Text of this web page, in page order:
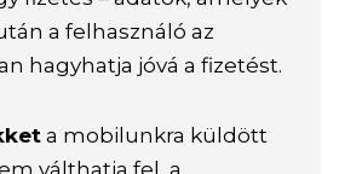
a felhasználó az
hagyhatja jóvá a fizetést.
a mobilunkra küldött
válthatja fel, a